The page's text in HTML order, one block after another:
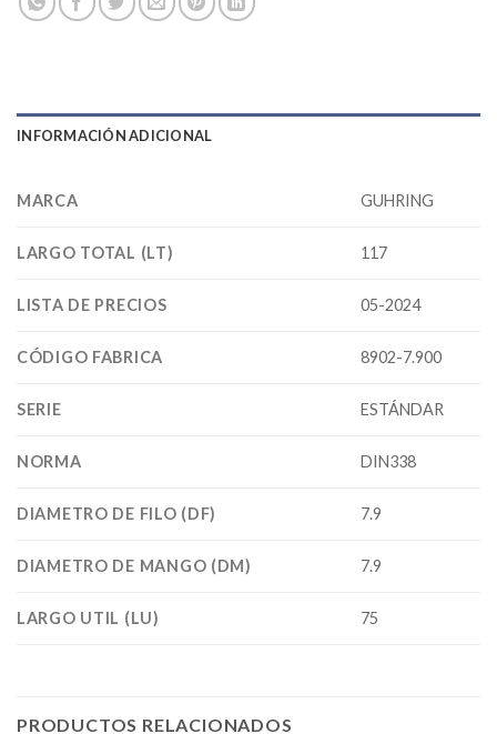
INFORMACIÓN ADICIONAL
MARCA GUHRING
LARGO TOTAL (LT) 117
LISTA DE PRECIOS 05-2024
CÓDIGO FABRICA 8902-7.900
SERIE ESTÁNDAR
NORMA DIN338
DIAMETRO DE FILO (DF) 7.9
DIAMETRO DE MANGO (DM) 7.9
LARGO UTIL (LU) 75
PRODUCTOS RELACIONADOS